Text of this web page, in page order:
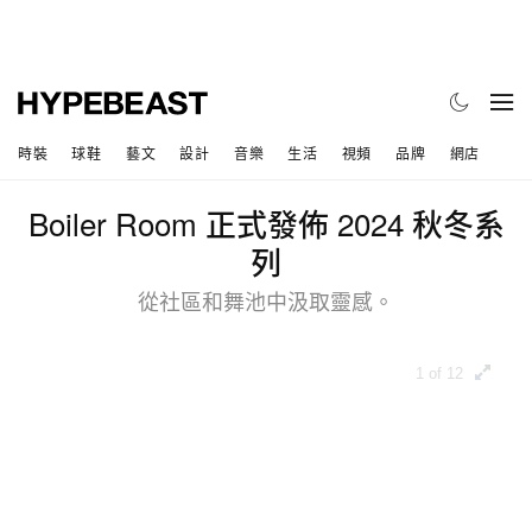
時裝 球鞋 藝文 設計 音樂 生活 視頻 品牌 網店
Boiler Room 正式發佈 2024 秋冬系
列
從社區和舞池中汲取靈感。
1 of 12